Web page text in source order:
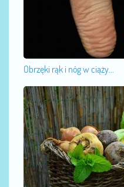
Obrzęki rąk i nóg w ciąży...